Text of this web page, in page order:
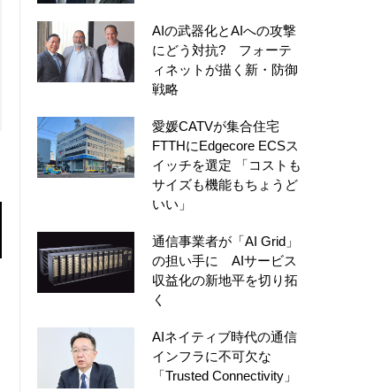
AIの武器化とAIへの攻撃
にどう対抗? フォーテ
ィネットが描く新・防御
戦略
愛媛CATVが集合住宅
FTTHにEdgecore ECSス
イッチを選定 「コストも
サイズも機能もちょうど
いい」
通信事業者が「AI Grid」
の担い手に AIサービス
収益化の新地平を切り拓
く
AIネイティブ時代の通信
インフラに不可欠な
「Trusted Connectivity」